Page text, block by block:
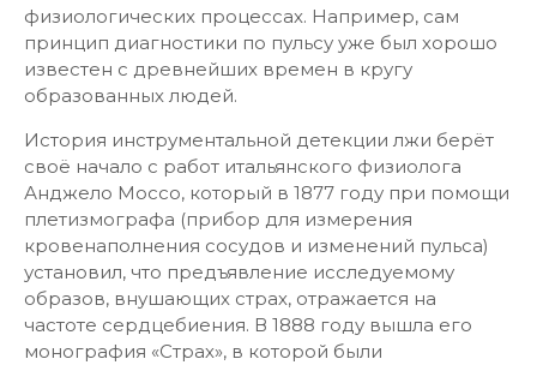
физиологических процессах. Например, сам
принцип диагностики по пульсу уже был хорошо
известен с древнейших времен в кругу
образованных людей.
История инструментальной детекции лжи берёт
своё начало с работ итальянского физиолога
Анджело Моссо, который в 1877 году при помощи
плетизмографа (прибор для измерения
кровенаполнения сосудов и изменений пульса)
установил, что предъявление исследуемому
образов, внушающих страх, отражается на
частоте сердцебиения. В 1888 году вышла его
монография «Страх», в которой были